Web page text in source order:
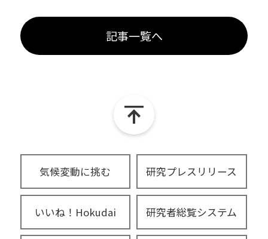
記事一覧へ
気候変動に挑む 研究プレスリリース
いいね！Hokudai 研究者総覧システム